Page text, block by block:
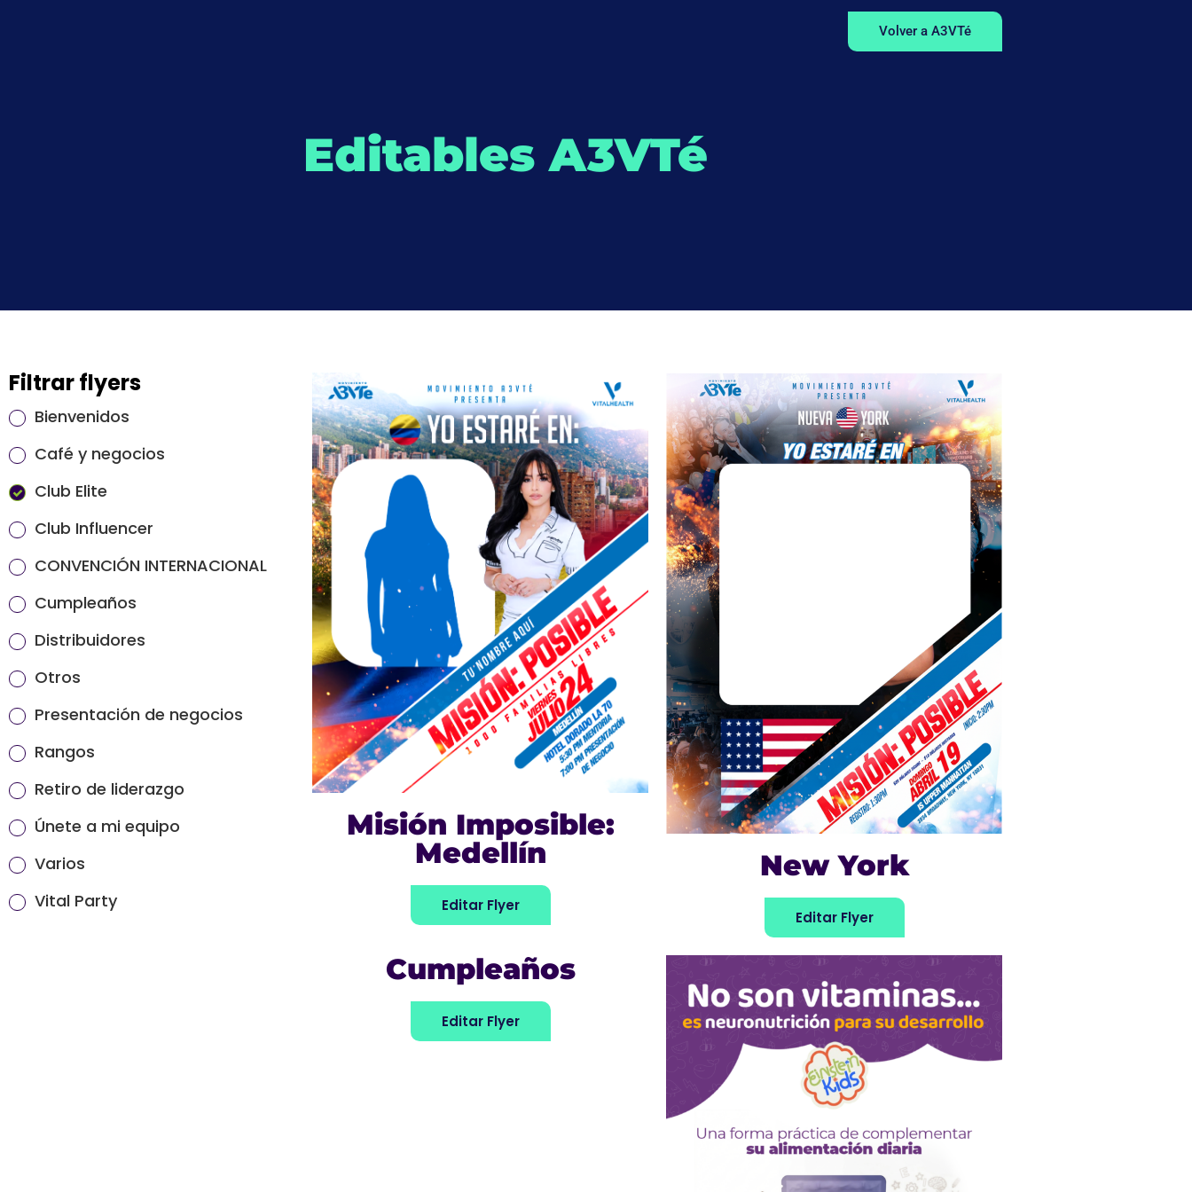
Volver a A3VTé
Editables A3VTé
Filtrar flyers
Bienvenidos
Café y negocios
Club Elite
Club Influencer
CONVENCIÓN INTERNACIONAL
Cumpleaños
Distribuidores
Otros
Presentación de negocios
Rangos
Retiro de liderazgo
Únete a mi equipo
Varios
Vital Party
Misión Imposible:
Medellín
Editar Flyer
New York
Editar Flyer
Cumpleaños
Editar Flyer